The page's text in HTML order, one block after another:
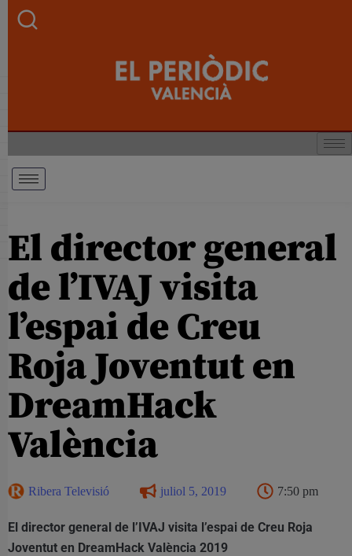
El director general
de l’IVAJ visita
l’espai de Creu
Roja Joventut en
DreamHack
València
Ribera Televisió juliol 5, 2019 7:50 pm
El director general de l’IVAJ visita l’espai de Creu Roja
Joventut en DreamHack València 2019